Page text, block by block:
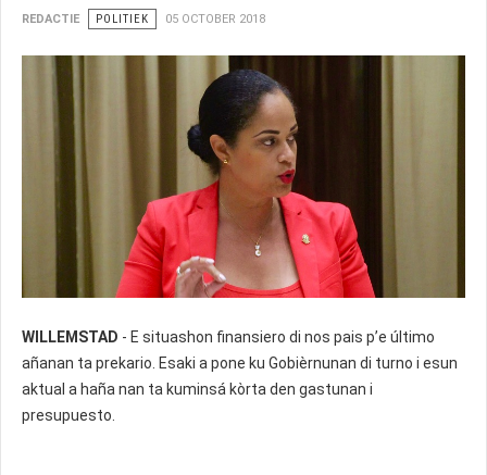
REDACTIE POLITIEK 05 OCTOBER 2018
WILLEMSTAD - E situashon finansiero di nos pais p’e último
añanan ta prekario. Esaki a pone ku Gobièrnunan di turno i esun
aktual a haña nan ta kuminsá kòrta den gastunan i
presupuesto.